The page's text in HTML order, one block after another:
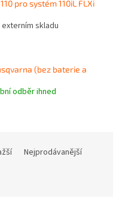
pro systém 110iL FLXi
skladu
(bez baterie a
odběr ihned
Nejprodávanější